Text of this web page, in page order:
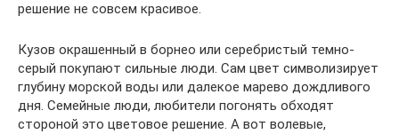
решение не совсем красивое.
Кузов окрашенный в борнео или серебристый темно-
серый покупают сильные люди. Сам цвет символизирует
глубину морской воды или далекое марево дождливого
дня. Семейные люди, любители погонять обходят
стороной это цветовое решение. А вот волевые,